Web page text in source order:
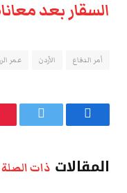
السقار بعد
أمر الدفاع الأردن عمر
فيسبوك تويتر
المقالات ذات الصلة